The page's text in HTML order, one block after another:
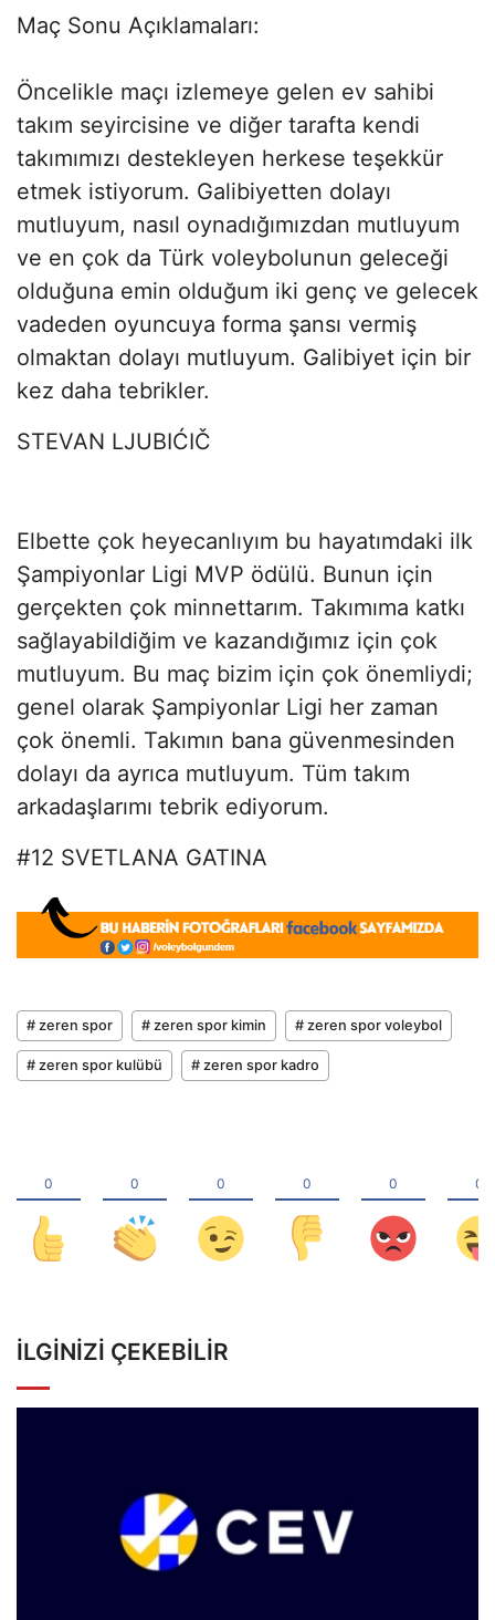
Maç Sonu Açıklamaları:
Öncelikle maçı izlemeye gelen ev sahibi
takım seyircisine ve diğer tarafta kendi
takımımızı destekleyen herkese teşekkür
etmek istiyorum. Galibiyetten dolayı
mutluyum, nasıl oynadığımızdan mutluyum
ve en çok da Türk voleybolunun geleceği
olduğuna emin olduğum iki genç ve gelecek
vadeden oyuncuya forma şansı vermiş
olmaktan dolayı mutluyum. Galibiyet için bir
kez daha tebrikler.
STEVAN LJUBIĆIČ
Elbette çok heyecanlıyım bu hayatımdaki ilk
Şampiyonlar Ligi MVP ödülü. Bunun için
gerçekten çok minnettarım. Takımıma katkı
sağlayabildiğim ve kazandığımız için çok
mutluyum. Bu maç bizim için çok önemliydi;
genel olarak Şampiyonlar Ligi her zaman
çok önemli. Takımın bana güvenmesinden
dolayı da ayrıca mutluyum. Tüm takım
arkadaşlarımı tebrik ediyorum.
#12 SVETLANA GATINA
# zeren spor # zeren spor kimin # zeren spor voleybol
# zeren spor kulübü # zeren spor kadro
İLGINIZI ÇEKEBILIR